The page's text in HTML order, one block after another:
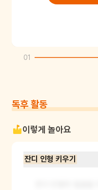
01
독후 활동
이렇게 놀아요
잔디 인형 키우기
잔디 인형의 얼굴을